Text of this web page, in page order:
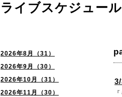
2026年8月（31）
2026年9月（30）
2026年10月（31）
2026年11月（30）
ライブスケジュール